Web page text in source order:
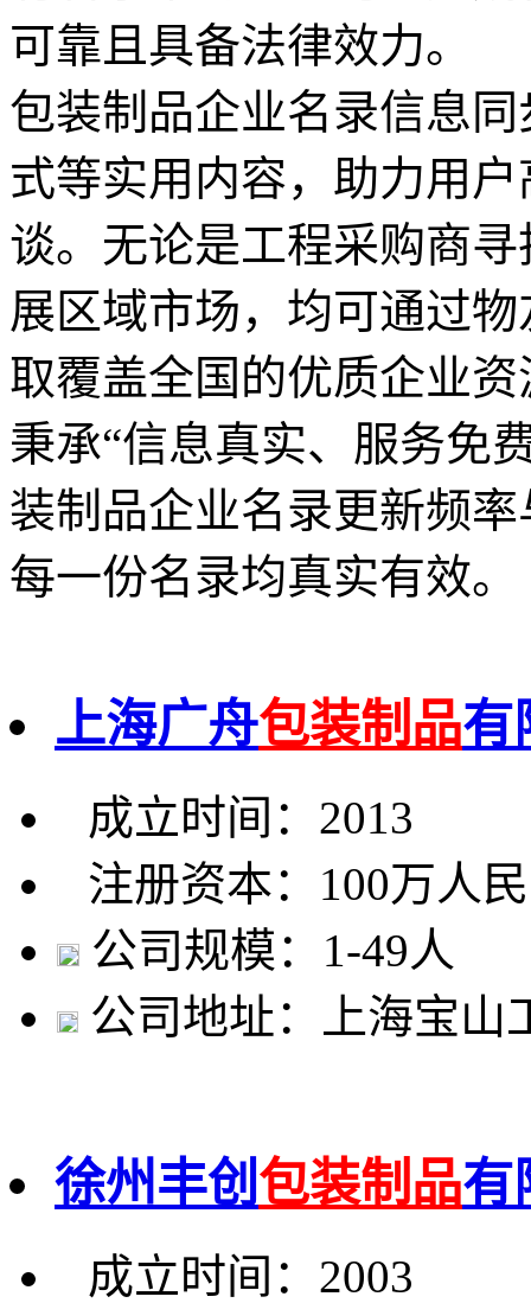
可靠且具备法律效力。
包装制品企业名录信息
式等实用内容，助力用
谈。无论是工程采购商
展区域市场，均可通过
取覆盖全国的优质企业资
秉承“信息真实、服务免
装制品企业名录更新频
每一份名录均真实有效。
上海广舟包装制品有
成立时间：2013
注册资本：100万人
公司规模：1-49人
公司地址：上海宝山
徐州丰创 包装制品有
成立时间：2003